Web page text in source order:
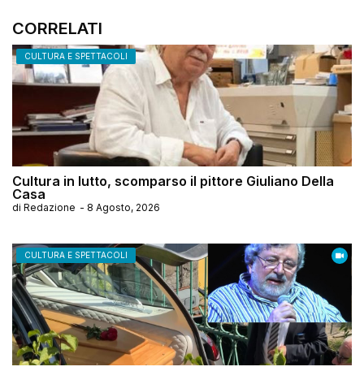
CORRELATI
CULTURA E SPETTACOLI
Cultura in lutto, scomparso il pittore Giuliano Della
Casa
di Redazione - 8 Agosto, 2026
CULTURA E SPETTACOLI